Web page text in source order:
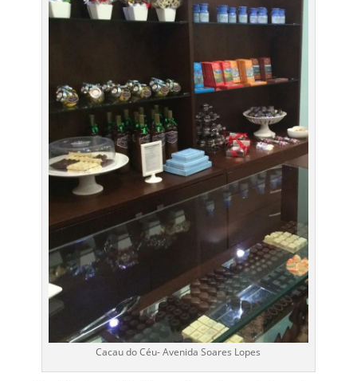
Cacau do Céu- Avenida Soares Lopes